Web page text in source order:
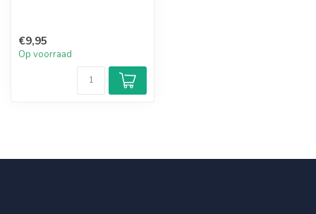
€9,95
Op voorraad